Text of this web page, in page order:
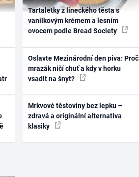
Tartaletky z lineckého těsta s
vanilkovým krémem a lesním
ovocem podle Bread Society
Oslavte Mezinárodní den piva: Proč
mrazák ničí chuť a kdy v horku
vsadit na šnyt?
Mrkvové těstoviny bez lepku –
zdravá a originální alternativa
klasiky